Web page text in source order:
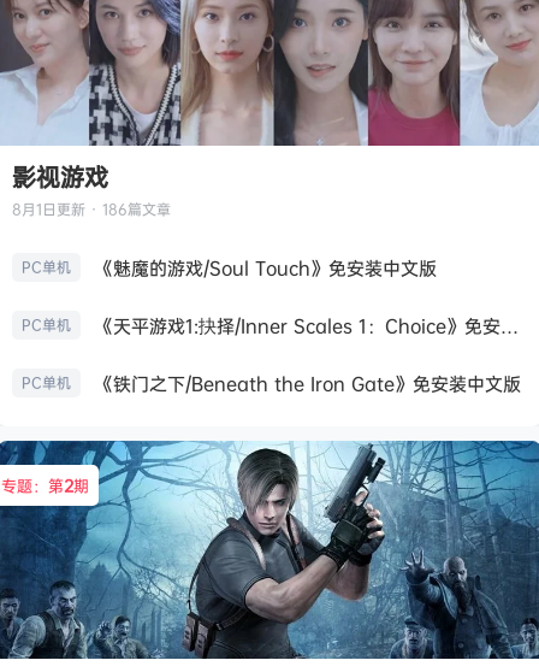
影视游戏
8月1日更新 · 186篇文章
PC单机 《魅魔的游戏/Soul Touch》免安装中文版
PC单机 《天平游戏1:抉择/Inner Scales 1：Choice》免安装中文版
PC单机 《铁门之下/Beneath the Iron Gate》免安装中文版
专题：第2期